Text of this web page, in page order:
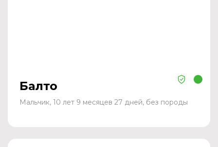
Балто
Мальчик, 10 лет 9 месяцев 27 дней, без породы